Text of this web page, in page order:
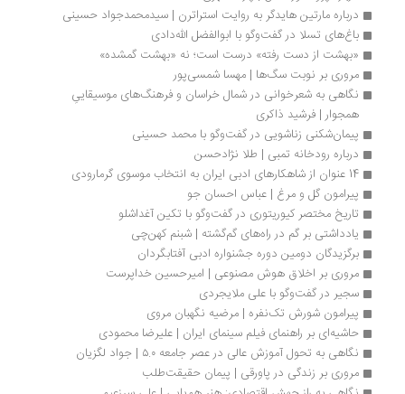
درباره مارتین هایدگر به روایت استراترن | سیدمحمدجواد حسینی
باغ‌های تسلا در گفت‌وگو با ابوالفضل الله‌دادی
«بهشت از دست رفته» درست است؛ نه «بهشت گمشده»
مروری بر نوبت سگ‌ها | مهسا شمسی‌پور
نگاهی به شعرخوانی در شمال خراسان و فرهنگ‌های موسیقاییِ
همجوار | فرشید ذاکری
پیمان‌شکنی زناشویی در گفت‌وگو با محمد حسینی
درباره رودخانه تمبی | طلا نژادحسن
پیرامون گل و مرغ | عباس احسان جو
تاریخ مختصر کیوریتوری در گفت‌وگو با تکین آغداشلو
یادداشتی بر گم در راه‌های گم‌گشته | شبنم کهن‌چی
برگزیدگان دومین دوره جشنواره ادبی آفتابگردان
مروری بر اخلاق هوش مصنوعی | امیرحسین خداپرست
سجیر در گفت‌وگو با علی ملایجردی
پیرامون شورش تک‌نفره | مرضیه نگهبان مروی
حاشیه‌ای بر راهنمای فیلم سینمای ایران | علیرضا محمودی
نگاهی به تحول آموزش عالی در عصر جامعه ۵.۰ | جواد لگزیان
مروری بر زندگی در پاورقی | پیمان حقیقت‌طلب